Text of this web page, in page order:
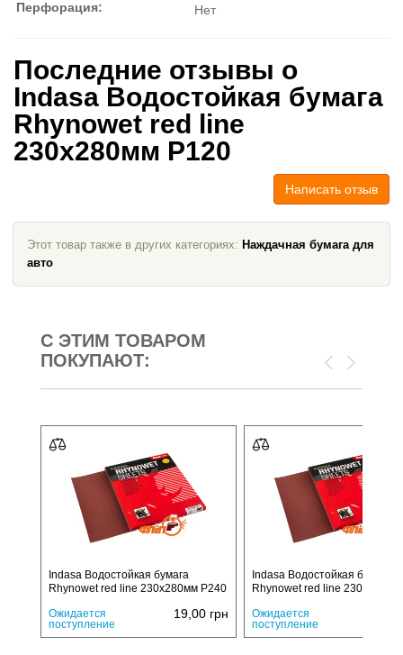
Перфорация:
Нет
Последние отзывы о
Indasa Водостойкая бумага
Rhynowet red line
230x280мм P120
Написать отзыв
Этот товар также в других категориях: Наждачная бумага для
авто
С ЭТИМ ТОВАРОМ
ПОКУПАЮТ:
Indasa Водостойкая бумага
Rhynowet red line 230x280мм P240
Ожидается
поступление
19,00 грн
Indasa Водостойкая бумага
Rhynowet red line
Ожидается
поступление